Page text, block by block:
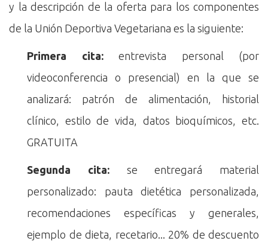
y la descripción de la oferta para los componentes
de la Unión Deportiva Vegetariana es la siguiente:
Primera cita:entrevista personal (por
videoconferencia o presencial) en la que se
analizará: patrón de alimentación, historial
clínico, estilo de vida, datos bioquímicos, etc.
GRATUITA
Segunda cita:se entregará material
personalizado: pauta dietética personalizada,
recomendaciones específicas y generales,
ejemplo de dieta, recetario... 20% de descuento